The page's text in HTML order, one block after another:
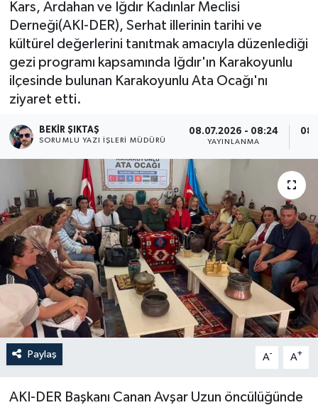
Kars, Ardahan ve Iğdır Kadınlar Meclisi
Derneği(AKI-DER), Serhat illerinin tarihi ve
kültürel değerlerini tanıtmak amacıyla düzenlediği
gezi programı kapsamında Iğdır'ın Karakoyunlu
ilçesinde bulunan Karakoyunlu Ata Ocağı'nı
ziyaret etti.
BEKIR ŞIKTAŞ
SORUMLU YAZI İŞLERI MÜDÜRÜ
08.07.2026 - 08:24
YAYINLANMA
Paylaş A- A+
AKI-DER Başkanı Canan Avşar Uzun öncülüğünde